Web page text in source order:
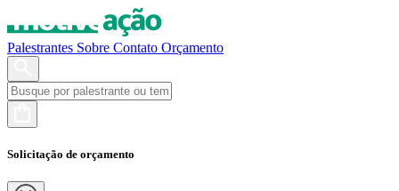
Palestrantes Sobre Contato Orçamento
Solicitação de orçamento